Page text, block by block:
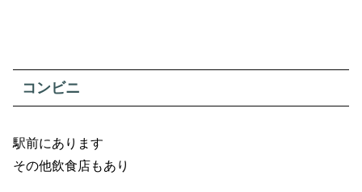
コンビニ
駅前にあります
その他飲食店もあり